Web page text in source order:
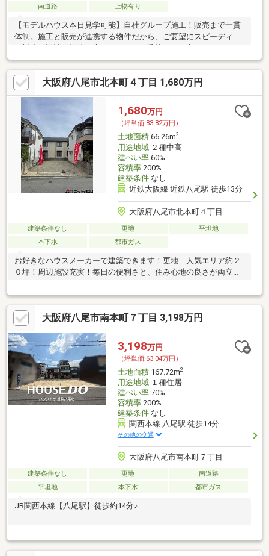
南道路 上物有り
【モデルハウス本日見学可能】自社グループ施工！販売まで一貫
体制。施工と販売が連携する物件だから、ご要望にスピーディー
大阪府八尾市北本町４丁目 1,680万円
1,680万円
（坪単価:83.82万円）
土地面積66.26m2
用途地域２種中高
建ぺい率60%
容積率200%
建築条件なし
近鉄大阪線 近鉄八尾駅 徒歩13分
大阪府八尾市北本町４丁目
建築条件なし 更地
平坦地
本下水
都市ガス
お好きなハウスメーカーで建築できます！更地 人気エリア約２
０坪！周辺施設充実！毎日の便利さと、住み心地の良さが両立！
買い物も外食も、徒歩圏で完結する快適生活！
大阪府八尾市南本町７丁目 3,198万円
3,198万円
（坪単価:63.04万円）
土地面積167.72m2
用途地域１種住居
建ぺい率70%
容積率200%
建築条件なし
関西本線 八尾駅 徒歩14分
その他の交通
大阪府八尾市南本町７丁目
建築条件なし 更地
南道路
平坦地
本下水 都市ガス
JR関西本線【八尾駅】徒歩約14分♪